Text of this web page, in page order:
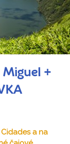
Miguel +
a na